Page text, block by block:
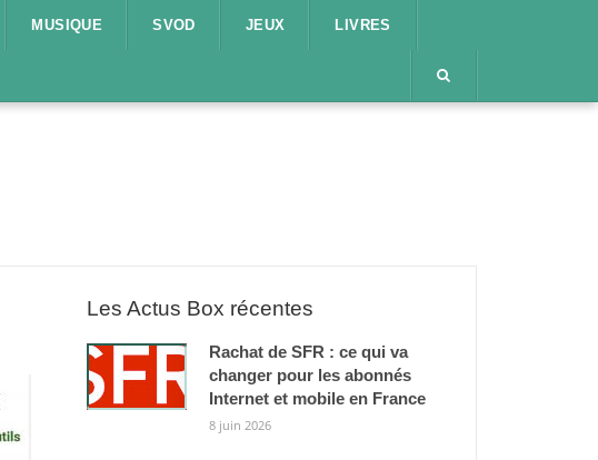
MUSIQUE SVOD JEUX LIVRES
Les Actus Box récentes
Rachat de SFR : ce qui va
changer pour les abonnés
Internet et mobile en France
8 juin 2026